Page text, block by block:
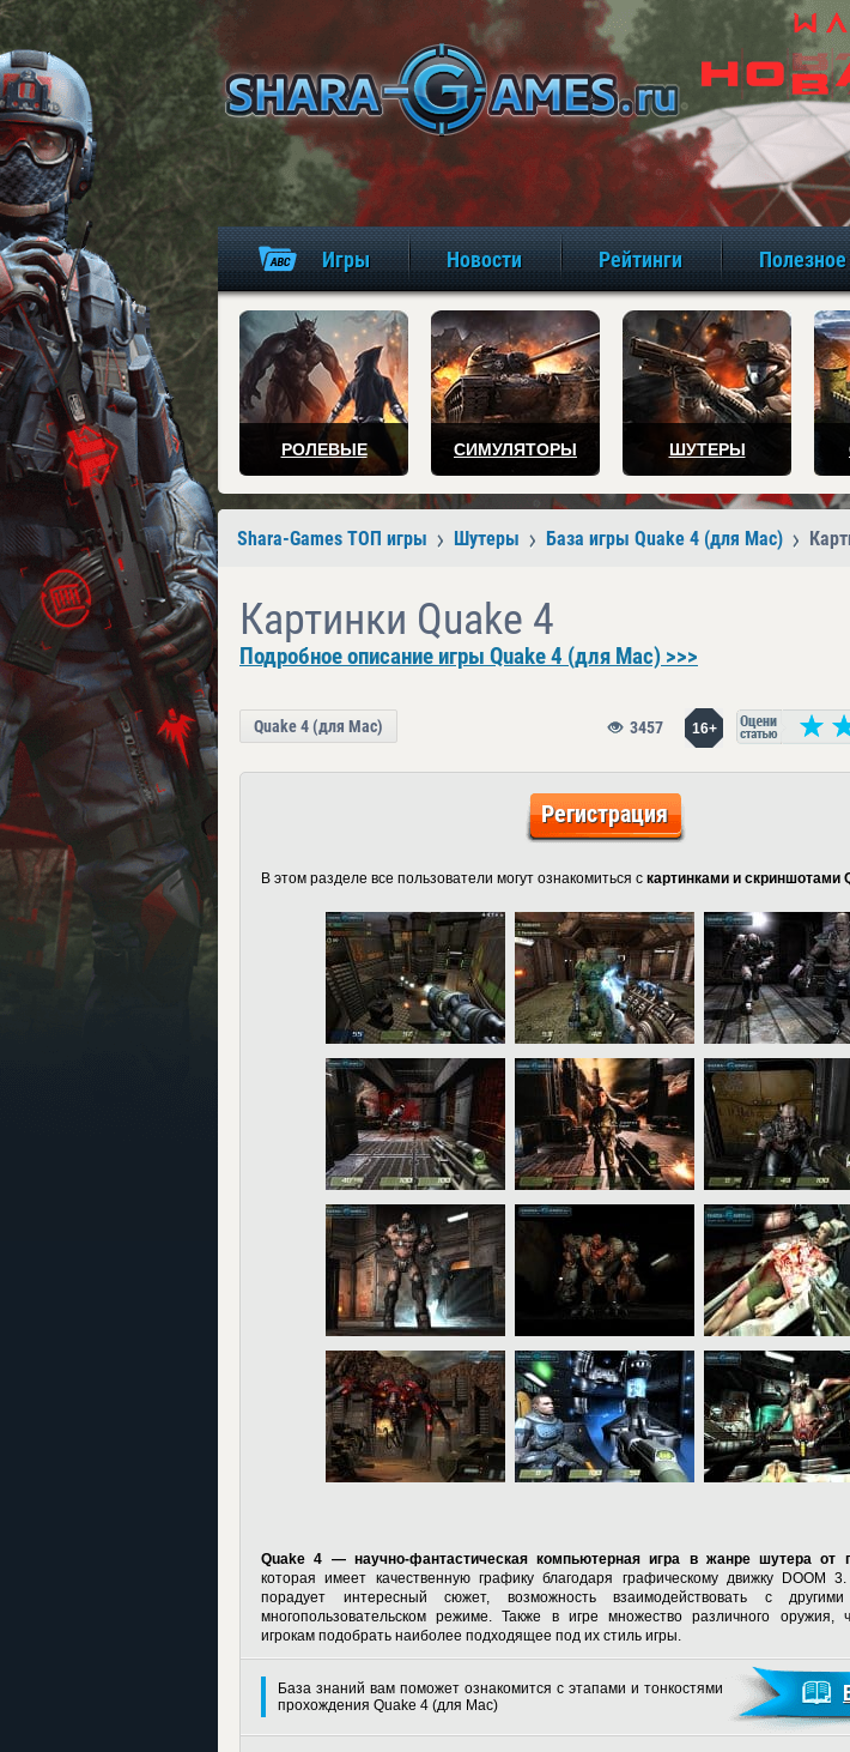
Игры Новости Рейтинги Полезное
РОЛЕВЫЕ СИМУЛЯТОРЫ ШУТЕРЫ
Shara-Games ТОП игры Шутеры База игры Quake 4 (для Mac)
Картинки Quake 4
Подробное описание игры Quake 4 (для Mac) >>>
Quake 4 (для Mac) 16+
3457
Регистрация
В этом разделе все пользователи могут ознакомиться с картинками и скриншотами
Quake 4 — научно-фантастическая компьютерная игра в жанре шутера от
которая имеет качественную графику благодаря графическому движку DOOM
порадует интересный сюжет, возможность взаимодействовать с
многопользовательском режиме. Также в игре множество различного оружия,
игрокам подобрать наиболее подходящее под их стиль игры.
База знаний вам поможет ознакомится с этапами и тонкостями
прохождения Quake 4 (для Mac)